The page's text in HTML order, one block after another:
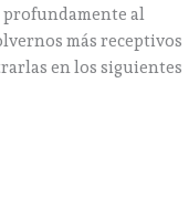
profundamente al
más receptivos
en los siguientes